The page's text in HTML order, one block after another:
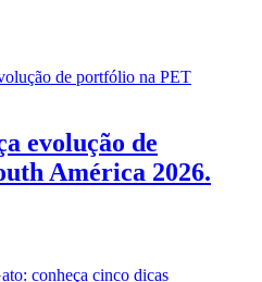
evolução de
América 2026.